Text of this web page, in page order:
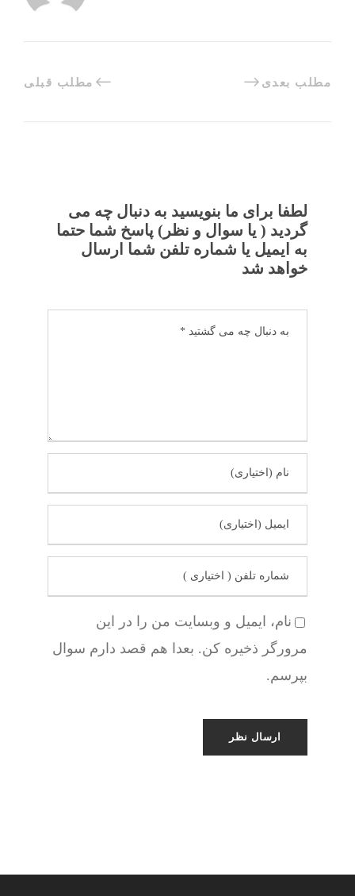
مطلب قبلی مطلب بعدی
لطفا برای ما بنویسید به دنبال چه می
گردید ( یا سوال و نظر) پاسخ شما حتما
به ایمیل یا شماره تلفن شما ارسال
خواهد شد
نام، ایمیل و وبسایت من را در این
مرورگر ذخیره کن. بعدا هم قصد دارم سوال
بپرسم.